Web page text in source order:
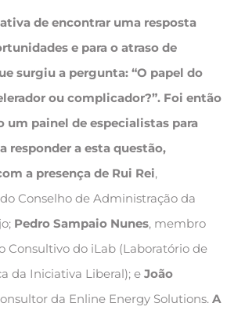
de encontrar uma resposta
e para o atraso de
surgiu a pergunta: “O papel do
ou complicador?”. Foi então
painel de especialistas para
responder a esta questão,
a presença de Rui Rei,
Conselho de Administração da
Pedro Sampaio Nunes, membro
Consultivo do iLab (Laboratório de
da Iniciativa Liberal); e João
da Enline Energy Solutions. A